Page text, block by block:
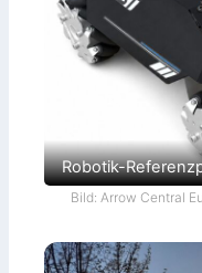
Robotik-
Bild: Arrow Central